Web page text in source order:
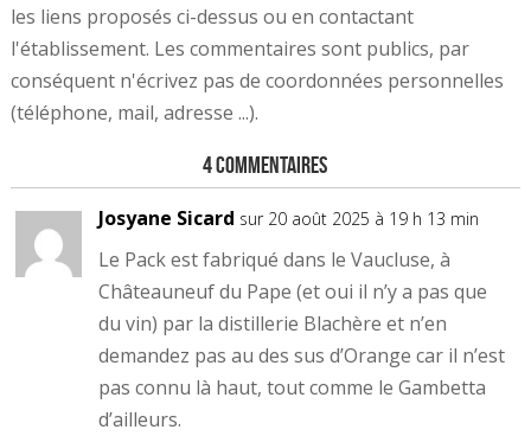
les liens proposés ci-dessus ou en contactant
l'établissement. Les commentaires sont publics, par
conséquent n'écrivez pas de coordonnées personnelles
(téléphone, mail, adresse ...).
4 Commentaires
Josyane Sicard sur 20 août 2025 à 19 h 13 min
Le Pack est fabriqué dans le Vaucluse, à
Châteauneuf du Pape (et oui il n’y a pas que
du vin) par la distillerie Blachère et n’en
demandez pas au des sus d’Orange car il n’est
pas connu là haut, tout comme le Gambetta
d’ailleurs.